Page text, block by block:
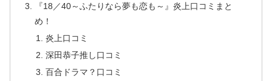
『18／40～ふたりなら夢も恋も～』炎上口コミまと
め！
炎上口コミ
深田恭子推し口コミ
百合ドラマ？口コミ